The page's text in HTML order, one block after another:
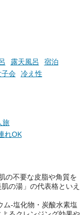
のつぶやきを、湯あが
った心のまま相談でき
温泉の「占いベンチ」
なあなたの心のつぶや
の占い師に相談するこ
ス会員様なら、この特
ときを「毎月10分無
利用いただけます。
露天風呂
宿泊
会
冷え性
旅
れOK
の不要な皮脂や角質を
の湯」の代表格といえ
ム-塩化物・炭酸水素塩